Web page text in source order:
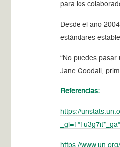
para los
Desde el año
estándares
“No puedes pasar
Jane Goodall,
Referencias:
https://
https://